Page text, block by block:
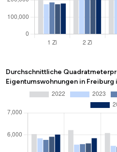
Durchschnittliche
Eigentumswohnungen in Freiburg